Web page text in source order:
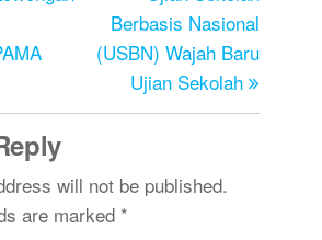
Berbasis Nasional
(USBN) Wajah Baru
Ujian Sekolah
will not be published.
are marked *